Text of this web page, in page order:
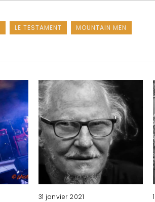
LE TESTAMENT MOUNTAIN MEN
31 janvier 2021